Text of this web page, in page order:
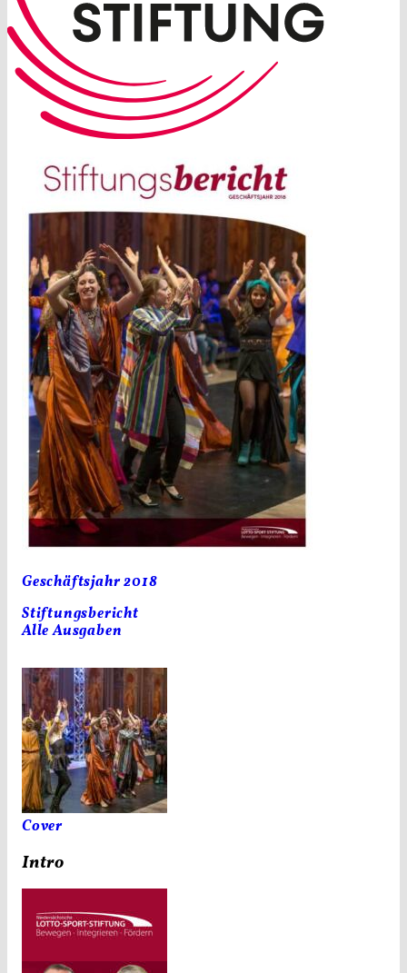
Geschäftsjahr 2018
Stiftungsbericht
Alle Ausgaben
Cover
Intro